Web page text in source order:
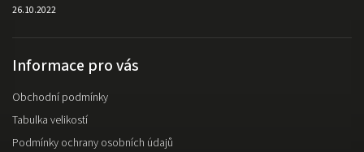
26.10.2022
Informace pro vás
Obchodní podmínky
Tabulka velikostí
Podmínky ochrany osobních údajů